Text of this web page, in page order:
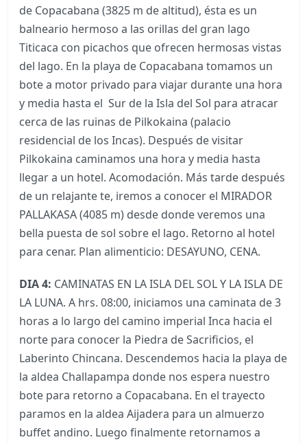
de Copacabana (3825 m de altitud), ésta es un
balneario hermoso a las orillas del gran lago
Titicaca con picachos que ofrecen hermosas vistas
del lago. En la playa de Copacabana tomamos un
bote a motor privado para viajar durante una hora
y media hasta el Sur de la Isla del Sol para atracar
cerca de las ruinas de Pilkokaina (palacio
residencial de los Incas). Después de visitar
Pilkokaina caminamos una hora y media hasta
llegar a un hotel. Acomodación. Más tarde después
de un relajante te, iremos a conocer el MIRADOR
PALLAKASA (4085 m) desde donde veremos una
bella puesta de sol sobre el lago. Retorno al hotel
para cenar. Plan alimenticio: DESAYUNO, CENA.
DIA 4: CAMINATAS EN LA ISLA DEL SOL Y LA ISLA DE
LA LUNA. A hrs. 08:00, iniciamos una caminata de 3
horas a lo largo del camino imperial Inca hacia el
norte para conocer la Piedra de Sacrificios, el
Laberinto Chincana. Descendemos hacia la playa de
la aldea Challapampa donde nos espera nuestro
bote para retorno a Copacabana. En el trayecto
paramos en la aldea Aijadera para un almuerzo
buffet andino. Luego finalmente retornamos a